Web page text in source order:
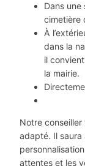
Dans une
cimetière
À
dans la
il
la mairie.
Notre
adapté. Il saura
attentes et les